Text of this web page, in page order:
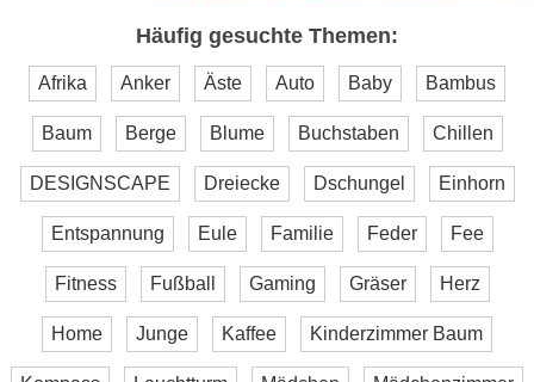
Häufig gesuchte Themen:
Afrika Anker Äste Auto Baby Bambus
Baum Berge Blume Buchstaben Chillen
DESIGNSCAPE Dreiecke Dschungel Einhorn
Entspannung Eule Familie Feder Fee
Fitness Fußball Gaming Gräser Herz
Home Junge Kaffee Kinderzimmer Baum